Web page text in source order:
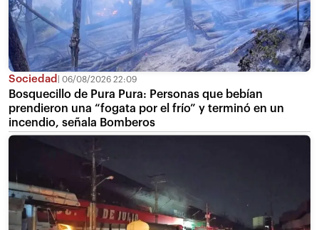
Sociedad 06/08/2026 22:09
Bosquecillo de Pura Pura: Personas que bebían
prendieron una “fogata por el frío” y terminó en un
incendio, señala Bomberos